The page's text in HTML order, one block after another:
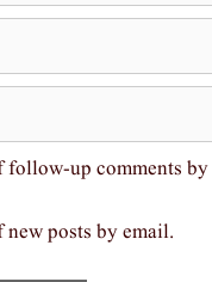
up comments by
posts by email.